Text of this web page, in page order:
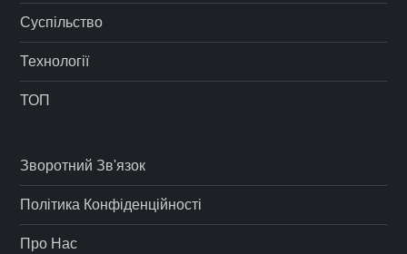
Суспільство
Технології
ТОП
Зворотний Зв'язок
Політика Конфіденційності
Про Нас